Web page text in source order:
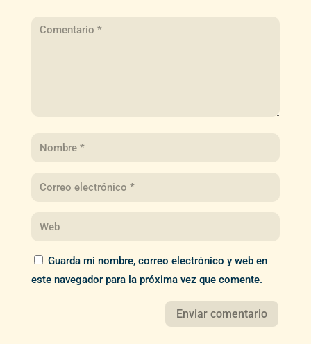
Guarda mi nombre, correo electrónico y web en
este navegador para la próxima vez que comente.